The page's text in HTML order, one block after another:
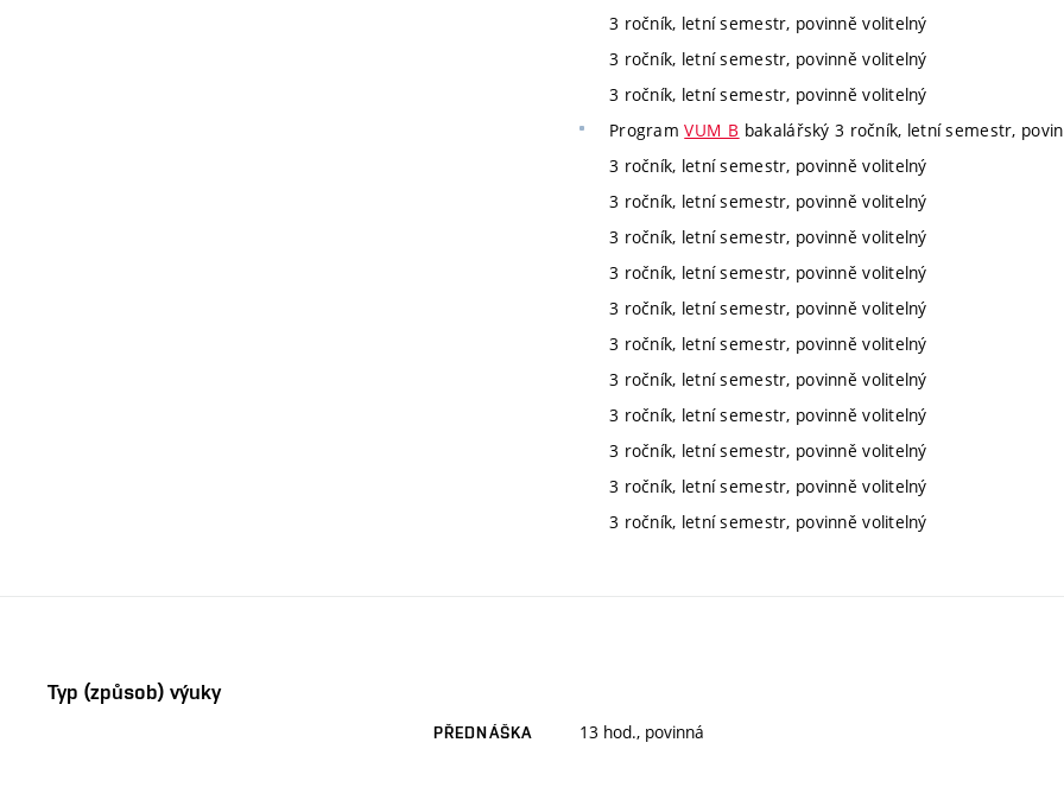
3 ročník, letní semestr, povinně volitelný
3 ročník, letní semestr, povinně volitelný
3 ročník, letní semestr, povinně volitelný
ProgramVUM_B bakalářský 3 ročník, letní semestr,
3 ročník, letní semestr, povinně volitelný
3 ročník, letní semestr, povinně volitelný
3 ročník, letní semestr, povinně volitelný
3 ročník, letní semestr, povinně volitelný
3 ročník, letní semestr, povinně volitelný
3 ročník, letní semestr, povinně volitelný
3 ročník, letní semestr, povinně volitelný
3 ročník, letní semestr, povinně volitelný
3 ročník, letní semestr, povinně volitelný
3 ročník, letní semestr, povinně volitelný
3 ročník, letní semestr, povinně volitelný
Typ (způsob) výuky
PŘEDNÁŠKA 13 hod., povinná